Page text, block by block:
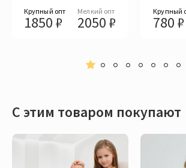
Крупный опт
1850 ₽
Мелкий опт
2050 ₽
Крупный
780 ₽
С этим товаром покупают